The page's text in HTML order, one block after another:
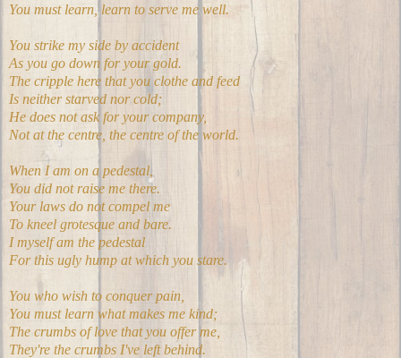
You must learn, learn to serve me well.
You strike my side by accident
As you go down for your gold.
The cripple here that you clothe and feed
Is neither starved nor cold;
He does not ask for your company,
Not at the centre, the centre of the world.
When I am on a pedestal,
You did not raise me there.
Your laws do not compel me
To kneel grotesque and bare.
I myself am the pedestal
For this ugly hump at which you stare.
You who wish to conquer pain,
You must learn what makes me kind;
The crumbs of love that you offer me,
They're the crumbs I've left behind.